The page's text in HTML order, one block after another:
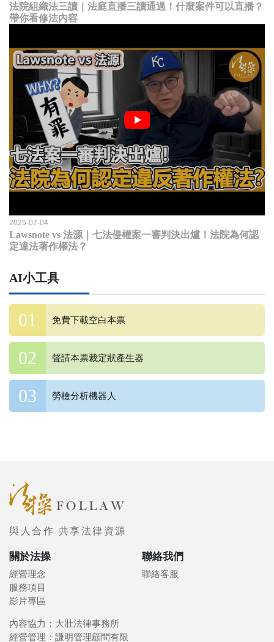
法院組織法三讀｜法庭直播三讀通過！什麼案件可以直播？
帶你看修法內容
2025-07-04
Lawsnote vs 法源｜七法侵權案一審判決出爐！法院為何認
定違法著作權法？
AI小工具
免費下載空白本票
聲請本票裁定狀產生器
勞檢分析機器人
與人合作 共享法律資源
關於法操
經營理念
服務項目
影片專區
聯絡我們
聯絡客服
內容協力：大壯法律事務所
經營管理：謙明管理顧問有限